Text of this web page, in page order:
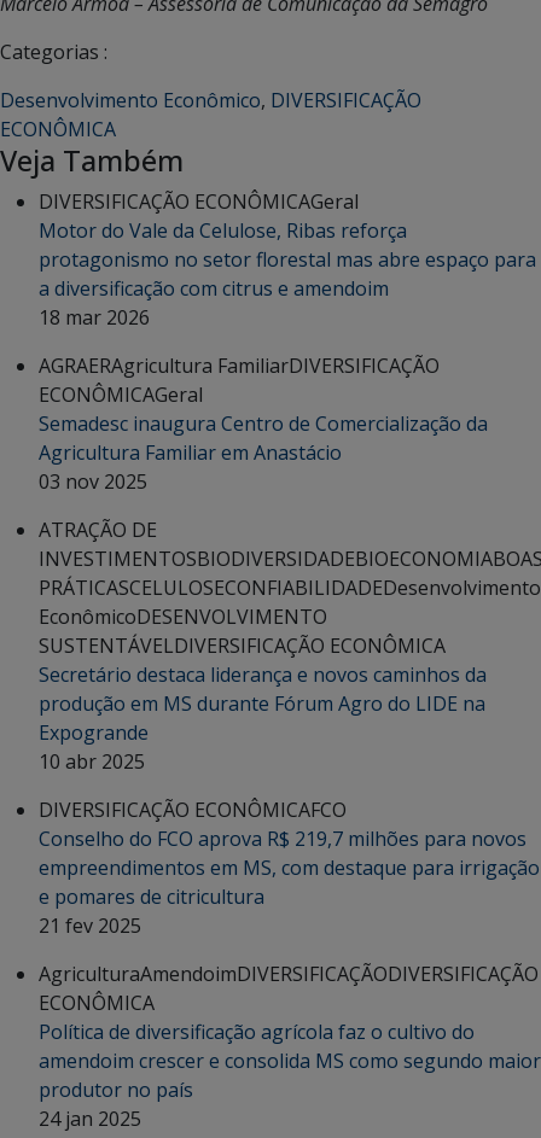
Categorias :
Desenvolvimento Econômico, DIVERSIFICAÇÃO
ECONÔMICA
Veja Também
DIVERSIFICAÇÃO ECONÔMICAGeral
Motor do Vale da Celulose, Ribas reforça
protagonismo no setor florestal mas abre espaço para
a diversificação com citrus e amendoim
18 mar 2026
AGRAERAgricultura FamiliarDIVERSIFICAÇÃO
ECONÔMICAGeral
Semadesc inaugura Centro de Comercialização da
Agricultura Familiar em Anastácio
03 nov 2025
ATRAÇÃO DE
INVESTIMENTOSBIODIVERSIDADEBIOECONOMIA
PRÁTICASCELULOSECONFIABILIDADEDesenvolvimento
EconômicoDESENVOLVIMENTO
SUSTENTÁVELDIVERSIFICAÇÃO ECONÔMICA
Secretário destaca liderança e novos caminhos da
produção em MS durante Fórum Agro do LIDE na
Expogrande
10 abr 2025
DIVERSIFICAÇÃO ECONÔMICAFCO
Conselho do FCO aprova R$ 219,7 milhões para novos
empreendimentos em MS, com destaque para irrigação
e pomares de citricultura
21 fev 2025
AgriculturaAmendoimDIVERSIFICAÇÃODIVERSIFICAÇÃO
ECONÔMICA
Política de diversificação agrícola faz o cultivo do
amendoim crescer e consolida MS como segundo maior
produtor no país
24 jan 2025